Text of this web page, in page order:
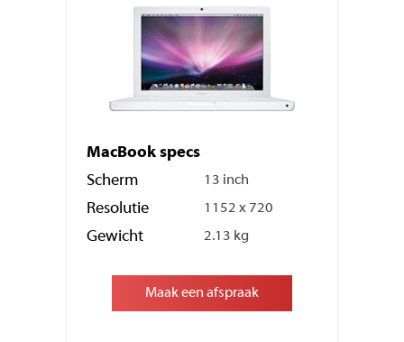
MacBook specs
Scherm
13 inch
Resolutie 1152 x 720
Gewicht 2.13 kg
Maak een afspraak